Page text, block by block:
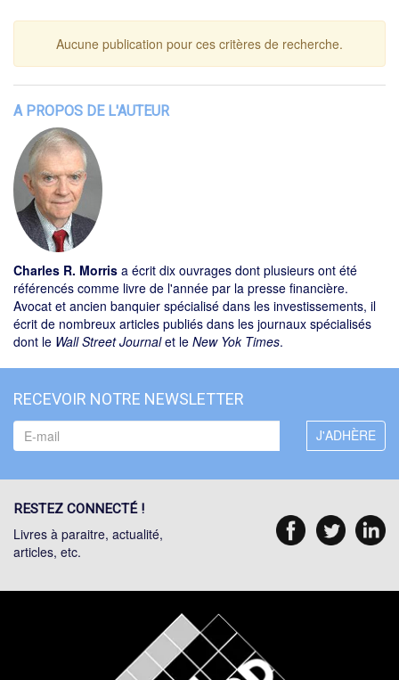
Aucune publication pour ces critères de recherche.
A PROPOS DE L'AUTEUR
Charles R. Morris a écrit dix ouvrages dont plusieurs ont été
référencés comme livre de l'année par la presse financière.
Avocat et ancien banquier spécialisé dans les investissements, il
écrit de nombreux articles publiés dans les journaux spécialisés
dont le Wall Street Journalet le New Yok Times.
RECEVOIR NOTRE NEWSLETTER
RESTEZ CONNECTÉ !
Livres à paraitre, actualité,
articles, etc.